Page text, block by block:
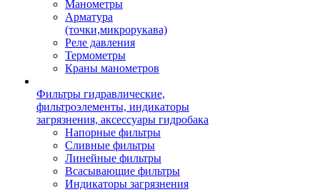
Манометры
Арматура
(точки,микрорукава)
Реле давления
Термометры
Краны манометров
Фильтры гидравлические,
фильтроэлементы, индикаторы
загрязнения, аксессуары гидробака
Напорные фильтры
Сливные фильтры
Линейные фильтры
Всасывающие фильтры
Индикаторы загрязнения